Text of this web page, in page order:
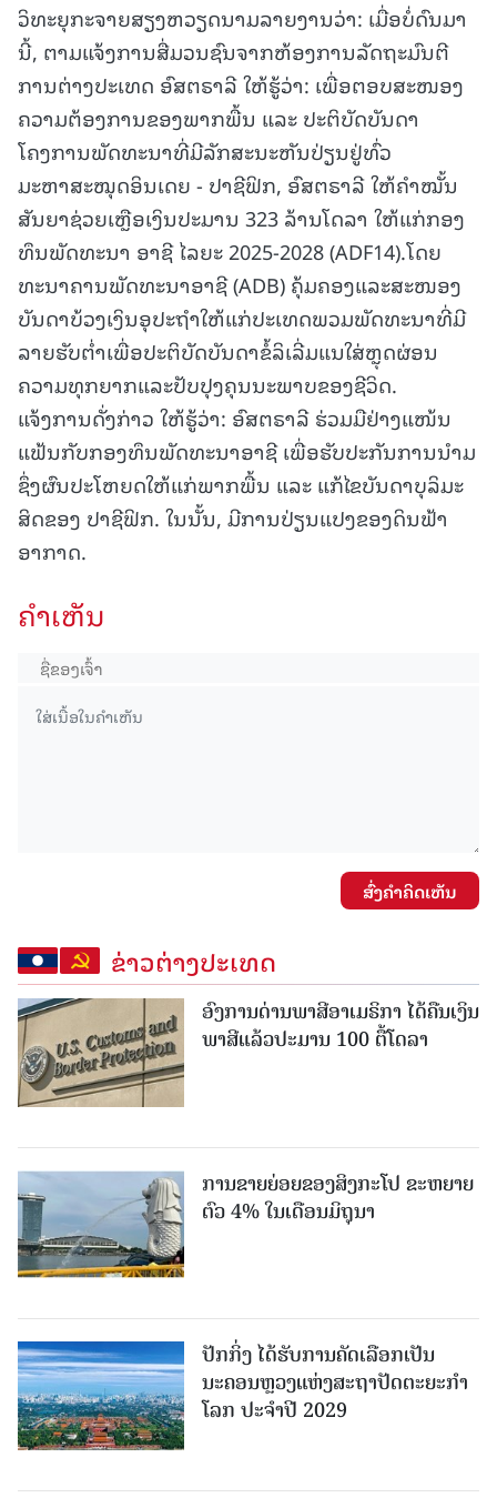
ວິທະຍຸກະຈາຍສຽງຫວຽດນາມລາຍງານວ່າ: ເມື່ອບໍ່ດົນມາ
ນີ້, ຕາມແຈ້ງການສື່ມວນຊົນຈາກຫ້ອງການລັດຖະມົນຕີ
ການຕ່າງປະເທດ ອົສຕຣາລີ ໃຫ້ຮູ້ວ່າ: ເພື່ອຕອບສະໜອງ
ຄວາມຕ້ອງການຂອງພາກພື້ນ ແລະ ປະຕິບັດບັນດາ
ໂຄງການພັດທະນາທີ່ມີລັກສະນະຫັນປ່ຽນຢູ່ທົ່ວ
ມະຫາສະໝຸດອິນເດຍ - ປາຊີຟິກ, ອົສຕຣາລີ ໃຫ້ຄຳໝັ້ນ
ສັນຍາຊ່ວຍເຫຼືອເງິນປະມານ 323 ລ້ານໂດລາ ໃຫ້ແກ່ກອງ
ທຶນພັດທະນາ ອາຊີ ໄລຍະ 2025-2028 (ADF14).ໂດຍ
ທະນາຄານພັດທະນາອາຊີ (ADB) ຄຸ້ມຄອງແລະສະໜອງ
ບັນດາບ້ວງເງິນອຸປະຖຳໃຫ້ແກ່ປະເທດພວມພັດທະນາທີ່ມີ
ລາຍຮັບຕ່ຳເພື່ອປະຕິບັດບັນດາຂໍ້ລິເລີ່ມແນໃສ່ຫຼຸດຜ່ອນ
ຄວາມທຸກຍາກແລະປັບປຸງຄຸນນະພາບຂອງຊີວິດ.
ແຈ້ງການດັ່ງກ່າວ ໃຫ້ຮູ້ວ່າ: ອົສຕຣາລີ ຮ່ວມມືຢ່າງແໜ້ນ
ແຟ້ນກັບກອງທຶນພັດທະນາອາຊີ ເພື່ອຮັບປະກັນການນຳມ
ຊຶ່ງຜົນປະໂຫຍດໃຫ້ແກ່ພາກພື້ນ ແລະ ແກ້ໄຂບັນດາບຸລິມະ
ສິດຂອງ ປາຊີຟິກ. ໃນນັ້ນ, ມີການປ່ຽນແປງຂອງດິນຟ້າ
ອາກາດ.
ຄໍາເຫັນ
ສົ່ງຄໍາຄິດເຫັນ
ຂ່າວຕ່າງປະເທດ
ອົງການດ່ານພາສີອາເມຣິກາ ໄດ້ຄືນເງິນ
ພາສີແລ້ວປະມານ 100 ຕື້ໂດລາ
ການຂາຍຍ່ອຍຂອງສິງກະໂປ ຂະຫຍາຍ
ຕົວ 4% ໃນເດືອນມິຖຸນາ
ປັກກິ່ງ ໄດ້ຮັບການຄັດເລືອກເປັນ
ນະຄອນຫຼວງແຫ່ງສະຖາປັດຕະຍະກຳ
ໂລກ ປະຈຳປີ 2029